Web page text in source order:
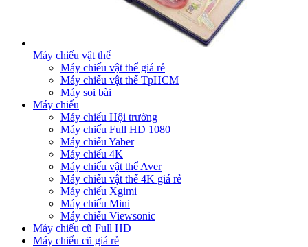
Máy chiếu vật thể
Máy chiếu vật thể giá rẻ
Máy chiếu vật thể TpHCM
Máy soi bài
Máy chiếu
Máy chiếu Hội trường
Máy chiếu Full HD 1080
Máy chiếu Yaber
Máy chiếu 4K
Máy chiếu vật thể Aver
Máy chiếu vật thể 4K giá rẻ
Máy chiếu Xgimi
Máy chiếu Mini
Máy chiếu Viewsonic
Máy chiếu cũ Full HD
Máy chiếu cũ giá rẻ